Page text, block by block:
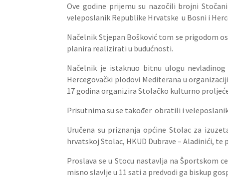
Ove godine prijemu su nazočili brojni
veleposlanik Republike Hrvatske u Bosni i
Načelnik Stjepan Bošković tom se prigodom
planira realizirati u budućnosti.
Načelnik je istaknuo bitnu ulogu
Hercegovački plodovi Mediterana u
17 godina organizira Stolačko kulturno
Prisutnima su se također obratili i
Uručena su priznanja općine Stolac za
hrvatskoj Stolac, HKUD Dubrave – Aladinići, te
Proslava se u Stocu nastavlja na Športskom
misno slavlje u 11 sati a predvodi ga biskup